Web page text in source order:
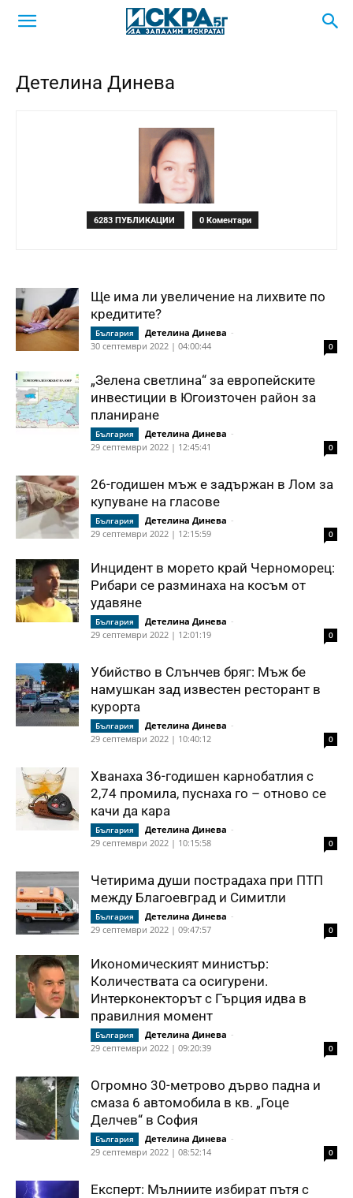
Детелина Динева
6283 ПУБЛИКАЦИИ 0 Коментари
Ще има ли увеличение на лихвите по
кредитите?
България Детелина Динева -
30 септември 2022 | 04:00:44
0
„Зелена светлина“ за европейските
инвестиции в Югоизточен район за
планиране
България Детелина Динева -
29 септември 2022 | 12:45:41
0
26-годишен мъж е задържан в Лом за
купуване на гласове
България Детелина Динева -
29 септември 2022 | 12:15:59
0
Инцидент в морето край Черноморец:
Рибари се разминаха на косъм от
удавяне
България Детелина Динева -
29 септември 2022 | 12:01:19
0
Убийство в Слънчев бряг: Мъж бе
намушкан зад известен ресторант в
курорта
България Детелина Динева -
29 септември 2022 | 10:40:12
0
Хванаха 36-годишен карнобатлия с
2,74 промила, пуснаха го – отново се
качи да кара
България Детелина Динева -
29 септември 2022 | 10:15:58
0
Четирима души пострадаха при ПТП
между Благоевград и Симитли
България Детелина Динева -
29 септември 2022 | 09:47:57
0
Икономическият министър:
Количествата са осигурени.
Интерконекторът с Гърция идва в
правилния момент
България Детелина Динева -
29 септември 2022 | 09:20:39
0
Огромно 30-метрово дърво падна и
смаза 6 автомобила в кв. „Гоце
Делчев“ в София
България Детелина Динева -
29 септември 2022 | 08:52:14
0
Експерт: Мълниите избират пътя с